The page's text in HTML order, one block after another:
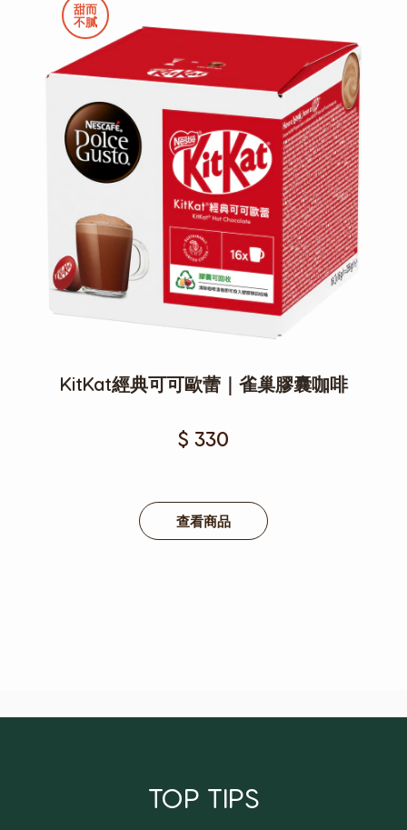
甜而
不膩
KitKat經典可可歐蕾｜雀巢膠囊咖啡
$ 330
查看商品
TOP TIPS